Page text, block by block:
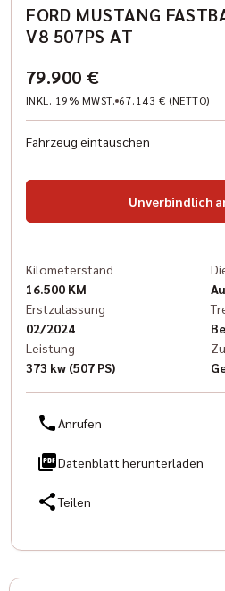
FORD MUSTANG
V8 507PS AT
79.900 €
INKL. 19% MWST. 67.143 € (NETTO)
Fahrzeug eintauschen
Unverbindlich
Kilometerstand
16.500 KM
Erstzulassung
02/2024
Leistung
373 kw (507 PS)
Anrufen
Datenblatt herunterladen
Teilen